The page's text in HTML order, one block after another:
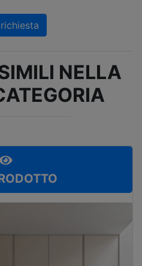
NELLA